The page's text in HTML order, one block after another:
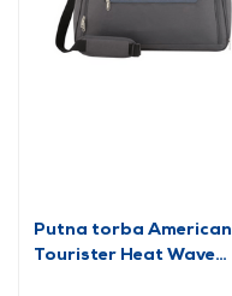
Putna torba American
Tourister Heat Wave